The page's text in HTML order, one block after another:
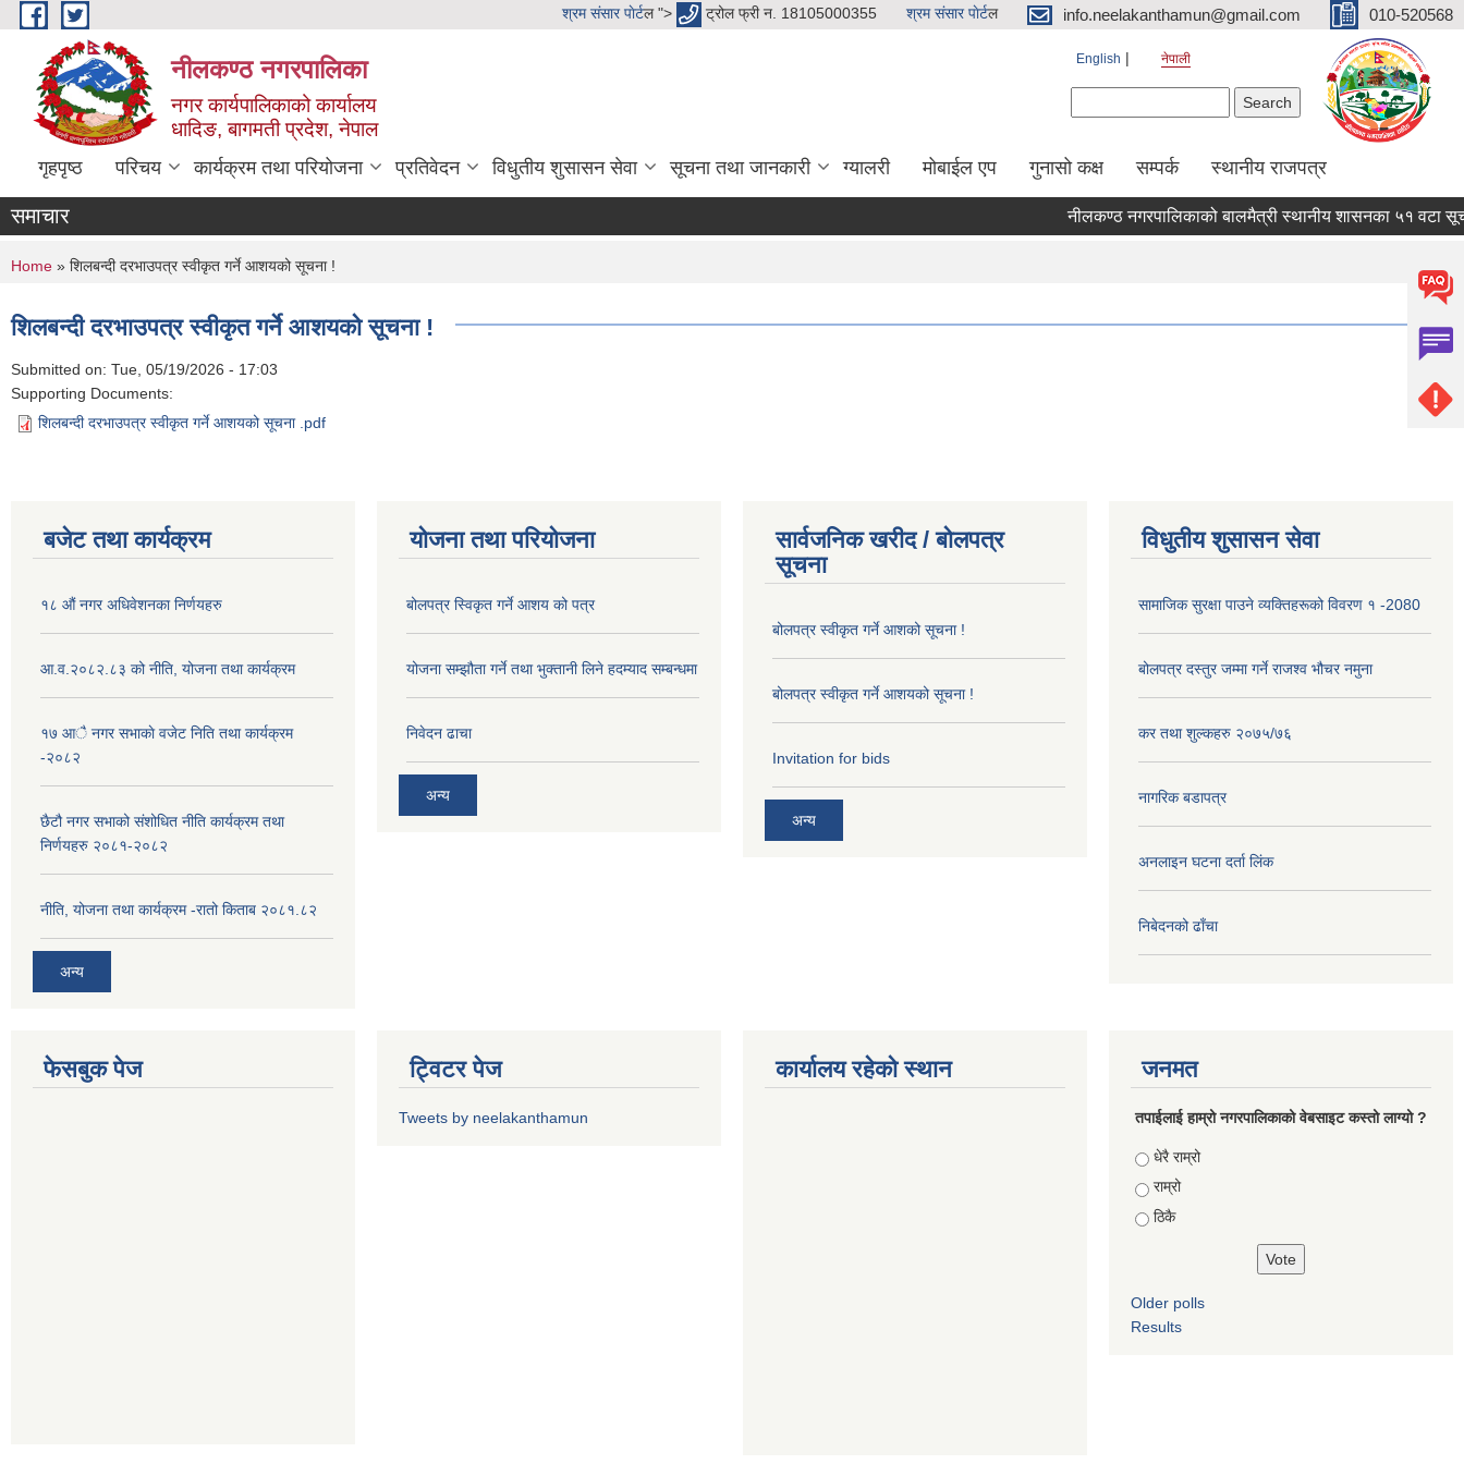
Skip to main content श्रम संसार पाेर्टल "> ट्रोल फ्री न. 18105000355 श्रम संसार पाेर्टल info.neelakanthamun@gmail.com 010-520568
नीलकण्ठ नगरपालिका
नगर कार्यपालिकाको कार्यालय
धादिङ, बागमती प्रदेश, नेपाल
English नेपाली
गृहपृष्ठ परिचय कार्यक्रम तथा परियोजना प्रतिवेदन विधुतीय शुसासन सेवा सूचना तथा जानकारी ग्यालरी मोबाईल एप गुनासो कक्ष सम्पर्क स्थानीय राजपत्र
समाचार नीलकण्ठ नगरपालिकाको बालमैत्री स्थानीय शासनका ५१ वटा
You are here
Home » शिलबन्दी दरभाउपत्र स्वीकृत गर्ने आशयको सूचना !
शिलबन्दी दरभाउपत्र स्वीकृत गर्ने आशयको सूचना !
Submitted on: Tue, 05/19/2026 - 17:03
Supporting Documents:
शिलबन्दी दरभाउपत्र स्वीकृत गर्ने आशयको सूचना .pdf
बजेट तथा कार्यक्रम
१८ औं नगर अधिवेशनका निर्णयहरु
आ.व.२०८२.८३ को नीति, योजना तथा कार्यक्रम
१७ आै नगर सभाकाे वजेट निति तथा कार्यक्रम
-२०८२
छैटौ नगर सभाको संशोधित नीति कार्यक्रम तथा
निर्णयहरु २०८१-२०८२
नीति, योजना तथा कार्यक्रम -रातो किताब २०८१.८२
अन्य
योजना तथा परियोजना
बोलपत्र स्विकृत गर्ने आशय को पत्र
योजना सम्झौता गर्ने तथा भुक्तानी लिने हदम्याद सम्बन्धमा
निवेदन ढाचा
अन्य
सार्वजनिक खरीद / बोलपत्र
सूचना
बोलपत्र स्वीकृत गर्ने आशको सूचना !
बोलपत्र स्वीकृत गर्ने आशयको सूचना !
Invitation for bids
अन्य
विधुतीय शुसासन सेवा
सामाजिक सुरक्षा पाउने व्यक्तिहरूको विवरण १ -2080
बोलपत्र दस्तुर जम्मा गर्ने राजश्व भौचर नमुना
कर तथा शुल्कहरु २०७५/७६
नागरिक बडापत्र
अनलाइन घटना दर्ता लिंक
निबेदनको ढाँचा
फेसबुक पेज ट्विटर पेज
Tweets by neelakanthamun
कार्यालय रहेको स्थान जनमत
तपाईलाई हाम्रो नगरपालिकाको वेबसाइट कस्तो लाग्यो ?
Choices
धेरै राम्रो
राम्रो
ठिकै
Older polls
Results